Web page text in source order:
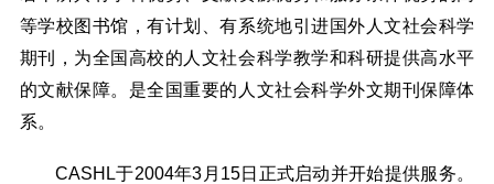
等学校图书馆，有计划、有系统地引进国外人文社会科学
期刊，为全国高校的人文社会科学教学和科研提供高水平
的文献保障。是全国重要的人文社会科学外文期刊保障体
系。
CASHL于2004年3月15日正式启动并开始提供服务。